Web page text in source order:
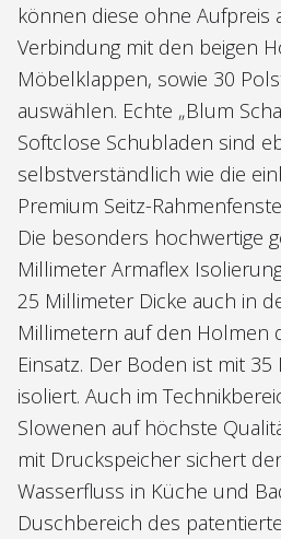
können diese ohne Aufpreis
Verbindung mit den beigen
Möbelklappen, sowie 30
auswählen. Echte „Blum
Softclose Schubladen sind
selbstverständlich wie die
Premium Seitz-
Die besonders hochwertige
Millimeter Armaflex
25 Millimeter Dicke auch in
Millimetern auf den Holmen
Einsatz. Der Boden ist mit 35
isoliert. Auch im
Slowenen auf höchste
mit Druckspeicher sichert
Wasserfluss in Küche und
Duschbereich des